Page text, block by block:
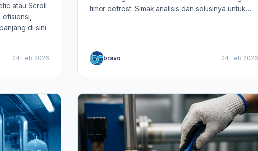
atau Scroll
efisiensi,
di sini.
24 Feb 2026
timer defrost. Simak analisis dan solusinya untuk
bravo 24 Feb 2026